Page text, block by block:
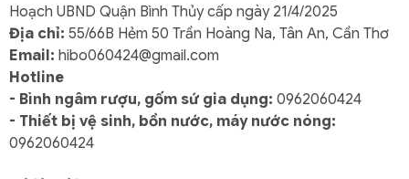
Hoạch UBND Quận Bình Thủy cấp ngày 21/4/2025
Địa chỉ: 55/66B Hẻm 50 Trần Hoàng Na, Tân An, Cần Thơ
Email: hibo060424@gmail.com
Hotline
- Bình ngâm rượu, gốm sứ gia dụng: 0962060424
- Thiết bị vệ sinh, bồn nước, máy nước nóng:
0962060424